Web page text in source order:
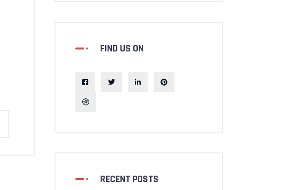
FIND US ON
RECENT POSTS